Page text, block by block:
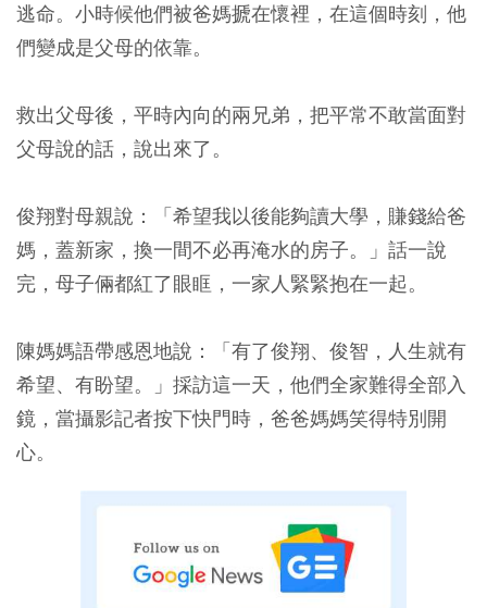
逃命。小時候他們被爸媽搋在懷裡，在這個時刻，他
們變成是父母的依靠。
救出父母後，平時內向的兩兄弟，把平常不敢當面對
父母說的話，說出來了。
俊翔對母親說：「希望我以後能夠讀大學，賺錢給爸
媽，蓋新家，換一間不必再淹水的房子。」話一說
完，母子倆都紅了眼眶，一家人緊緊抱在一起。
陳媽媽語帶感恩地說：「有了俊翔、俊智，人生就有
希望、有盼望。」採訪這一天，他們全家難得全部入
鏡，當攝影記者按下快門時，爸爸媽媽笑得特別開
心。